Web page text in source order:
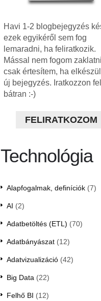
Havi 1-2 blogbejegyzés
ezek egyikéről sem fog
lemaradni, ha feliratkozik.
Mással nem fogom
csak értesítem, ha
új bejegyzés. Iratkozzon fel
bátran :-)
FELIRATKOZOM
Technológia
Alapfogalmak, definíciók(7)
AI (2)
Adatbetöltés (ETL) (70)
Adatbányászat(12)
Adatvizualizáció(42)
Big Data (22)
Felhő BI (12)